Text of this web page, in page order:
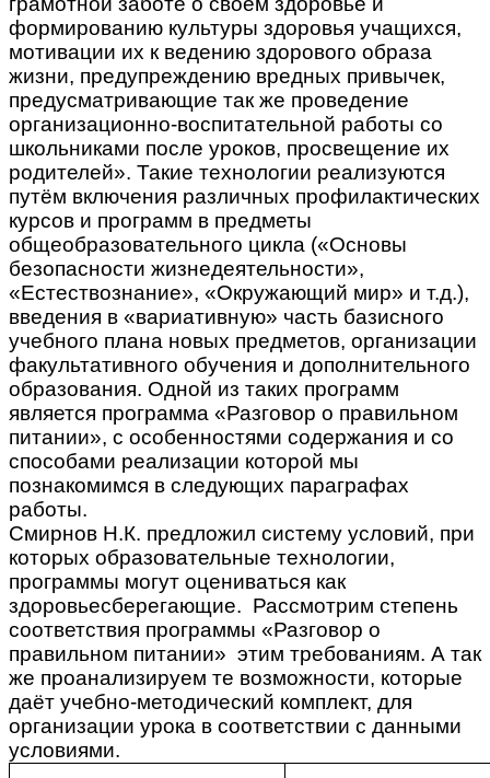
формированию культуры здоровья учащихся,
мотивации их к ведению здорового образа
жизни, предупреждению вредных привычек,
предусматривающие так же проведение
организационно-воспитательной работы со
школьниками после уроков, просвещение их
родителей». Такие технологии реализуются
путём включения различных профилактических
курсов и программ в предметы
общеобразовательного цикла («Основы
безопасности жизнедеятельности»,
«Естествознание», «Окружающий мир» и т.д.),
введения в «вариативную» часть базисного
учебного плана новых предметов, организации
факультативного обучения и дополнительного
образования. Одной из таких программ
является программа «Разговор о правильном
питании», с особенностями содержания и со
способами реализации которой мы
познакомимся в следующих параграфах
работы.
Смирнов Н.К. предложил систему условий, при
которых образовательные технологии,
программы могут оцениваться как
здоровьесберегающие. Рассмотрим степень
соответствия программы «Разговор о
правильном питании» этим требованиям. А так
же проанализируем те возможности, которые
даёт учебно-методический комплект, для
организации урока в соответствии с данными
условиями.